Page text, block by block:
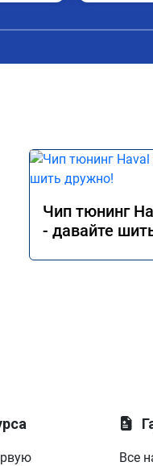
Чип тюнинг
- давайте
Все